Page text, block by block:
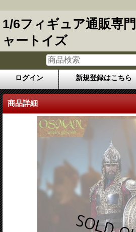
1/6フィギュア通販専
ャートイズ
ログイン 新規登録はこちら
商品詳細